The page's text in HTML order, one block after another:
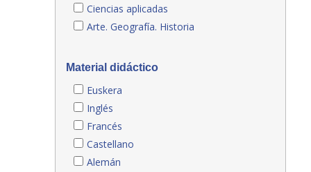
Ciencias aplicadas
Arte. Geografía. Historia
Material didáctico
Euskera
Inglés
Francés
Castellano
Alemán